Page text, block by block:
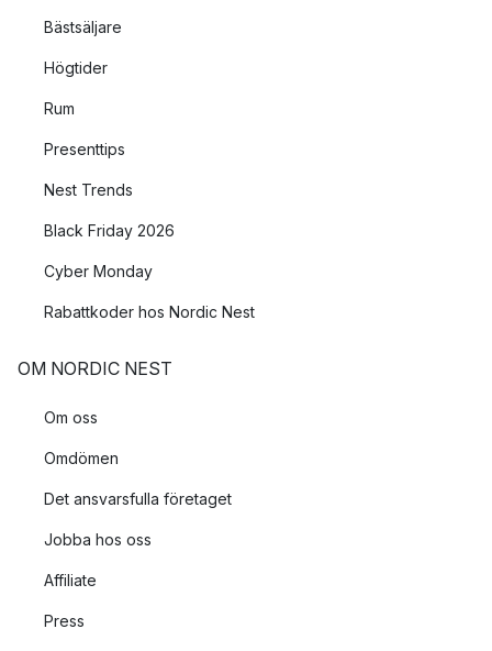
Bästsäljare
Högtider
Rum
Presenttips
Nest Trends
Black Friday 2026
Cyber Monday
Rabattkoder hos Nordic Nest
OM NORDIC NEST
Om oss
Omdömen
Det ansvarsfulla företaget
Jobba hos oss
Affiliate
Press